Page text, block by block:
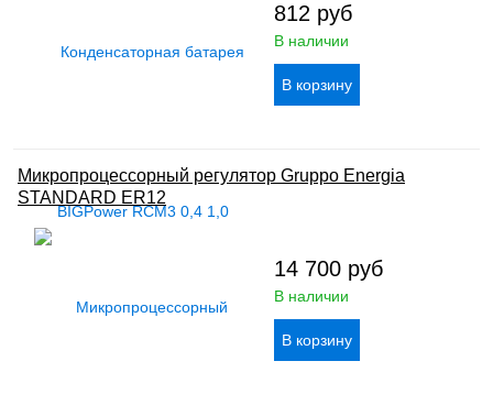
812 руб
В наличии
Микропроцессорный регулятор Gruppo Energia
STANDARD ER12
14 700 руб
В наличии